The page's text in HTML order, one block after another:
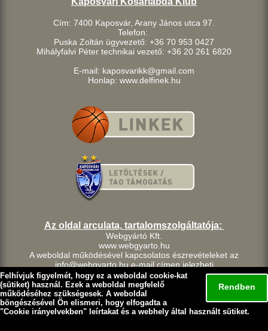
Rendben
Felhívjuk figyelmét, hogy ez a weboldal cookie-kat
(sütiket) használ. Ezek a weboldal megfelelő
működéséhez szükségesek. A weboldal
böngészésével Ön elismeri, hogy elfogadta a
"Cookie irányelvekben" leírtakat és a webhely által használt sütiket.
Cím: 7400 Kaposvár, Arany János utca 97.
Telefon:
Puska Zoltán ügyvezető: +36 70 953 0427
Mihályfalvi Péter technikai vezető: +36 20 261 6820
E-mail: kaposvarikk@gmail.com
Honlap: www.delfinek.hu
Az oldal arculata, tartalomszolgáltatója:
Webgyártó Kft.
www.webgyarto.hu
A weboldal működésével kapcsolatos észrevételeket az
info@webgyarto.hu e-mail címen jelezheti.
Szerzői jog:
A delfinek.hu weboldalon található tartalom a Kaposvári Kosárlabda
Klub szellemi tulajdona.
A Kaposvári Kosárlabda Klub fenntart minden, a lap bármely
részének bármilyen módszerrel, technikával történő másolásával